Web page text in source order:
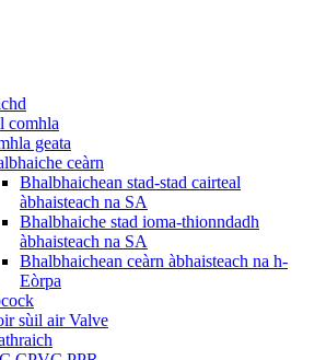
comhla
geata
ceàrn
Bhalbhaichean stad-stad cairteal
àbhaisteach na SA
Bhalbhaiche stad ioma-thionndadh
àbhaisteach na SA
Bhalbhaichean ceàrn àbhaisteach na h-
Eòrpa
sùil air Valve